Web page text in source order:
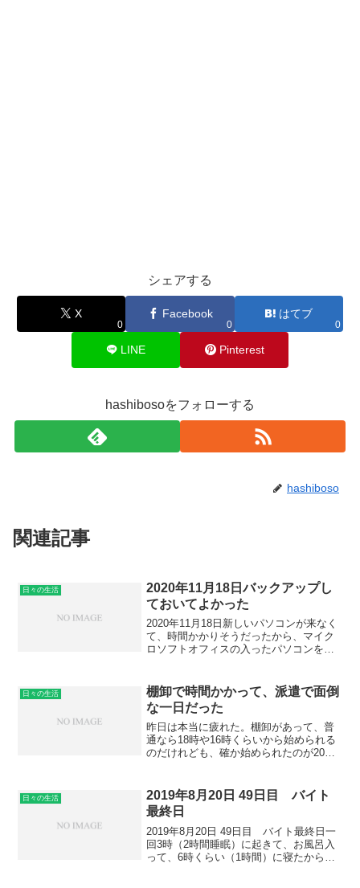
シェアする
X
0
Facebook
0
はてブ
0
LINE Pinterest
hashibosoをフォローする
hashiboso
関連記事
日々の生活
2020年11月18日バックアップし
ておいてよかった
2020年11月18日新しいパソコンが来なく
て、時間かかりそうだったから、マイク
ロソフトオフィスの入ったパソコンを家
見てみたら、2020年9月に奇跡的にもドキ
ュメントを...
日々の生活
棚卸で時間かかって、派遣で面倒
な一日だった
昨日は本当に疲れた。棚卸があって、普
通なら18時や16時くらいから始められる
のだけれども、確か始められたのが20時
ていて、それが昨日はくそ派遣やろうが
いたせいでパレット...
日々の生活
2019年8月20日 49日目 バイト
最終日
2019年8月20日 49日目 バイト最終日一
回3時（2時間睡眠）に起きて、お風呂入
って、6時くらい（1時間）に寝たから、